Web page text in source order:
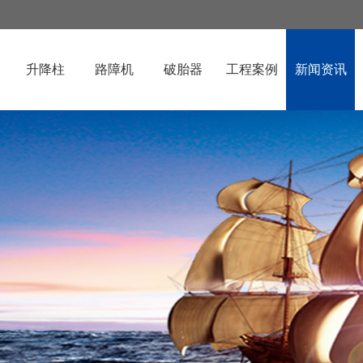
升降柱 路障机 破胎器 工程案例 新闻资讯